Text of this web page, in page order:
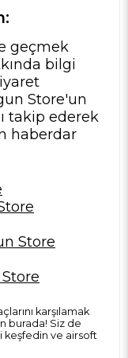
geçmek
bilgi
Store'un
takip ederek
haberdar
Store
karşılamak
burada! Siz de
keşfedin ve airsoft